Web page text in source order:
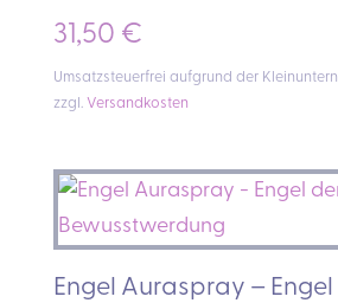
31,50 €
Umsatzsteuerfrei aufgrund der
zzgl. Versandkosten
Engel Auraspray –